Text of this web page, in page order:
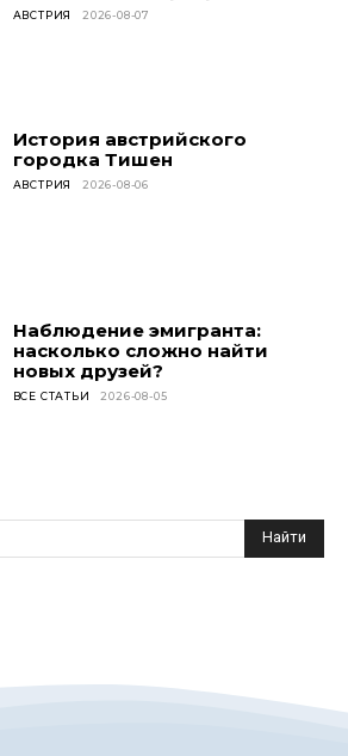
АВСТРИЯ 2026-08-07
История австрийского
городка Тишен
АВСТРИЯ 2026-08-06
Наблюдение эмигранта:
насколько сложно найти
новых друзей?
ВСЕ СТАТЬИ 2026-08-05
Найти